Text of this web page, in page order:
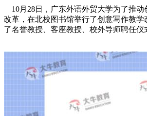
10月28日，广东外语外贸大学为了推动
改革，在北校图书馆举行了创意写作教学
了名誉教授、客座教授、校外导师聘任仪